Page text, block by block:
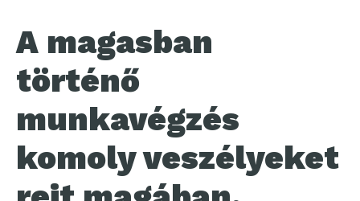
A magasban
történő
munkavégzés
komoly veszélyeket